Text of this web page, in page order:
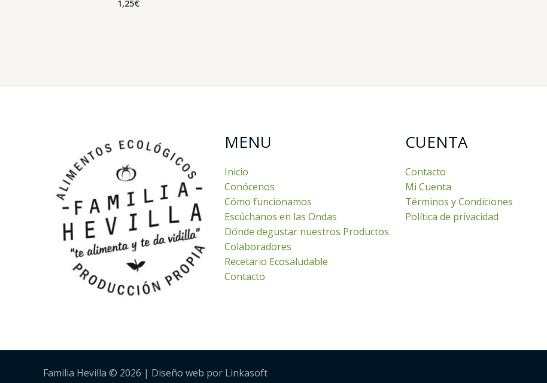
1,25€
MENU
Inicio
Conócenos
Cómo funcionamos
Escúchanos en las Ondas
Dónde degustar nuestros Productos
Colaboradores
Recetario Ecosaludable
Contacto
CUENTA
Contacto
Mi Cuenta
Términos y Condiciones
Política de privacidad
Familia Hevilla © 2026 | Diseño web por Linkasoft